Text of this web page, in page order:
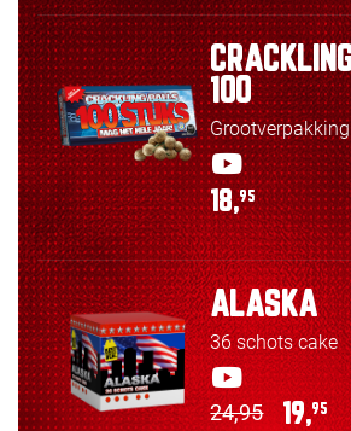
100
18,95
ALASKA
36 schots cake
24,95 19,95